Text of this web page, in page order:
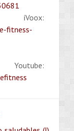
fitness-